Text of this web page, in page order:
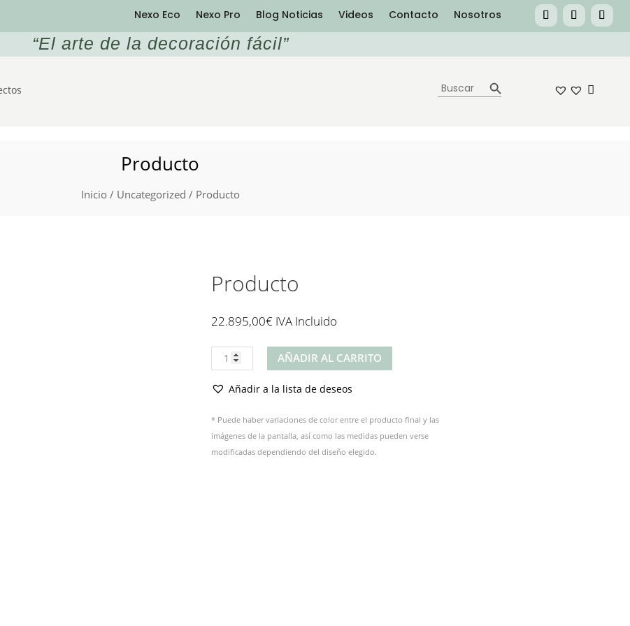
Nexo Eco Nexo Pro Blog Noticias Videos Contacto Nosotros
“El arte de la decoración fácil”
Producto
Inicio / Uncategorized / Producto
Producto
22.895,00€ IVA Incluido
Producto
cantidad
AÑADIR AL CARRITO
Añadir a la lista de deseos
* Puede haber variaciones de color entre el producto final y las
imágenes de la pantalla, así como las medidas pueden verse
modificadas dependiendo del diseño elegido.